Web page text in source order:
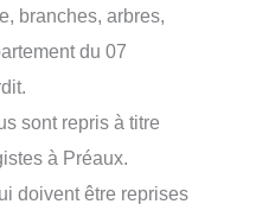
branches, arbres,
du 07
sont repris à titre
à Préaux.
doivent être reprises